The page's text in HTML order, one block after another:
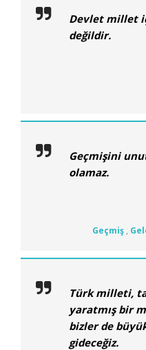
Devlet millet
değildir.
Geçmişini
olamaz.
Geçmiş ,
Türk milleti,
yaratmış bir
bizler de
gideceğiz.